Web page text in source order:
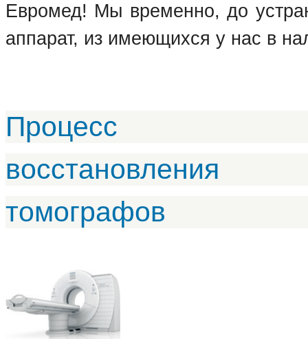
Евромед! Мы временно, до
аппарат, из имеющихся у нас в
Процесс
восстановления
томографов